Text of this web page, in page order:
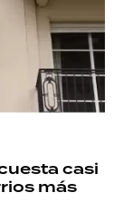
casi
más